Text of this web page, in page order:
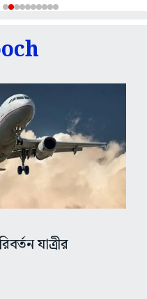
যাত্রীর